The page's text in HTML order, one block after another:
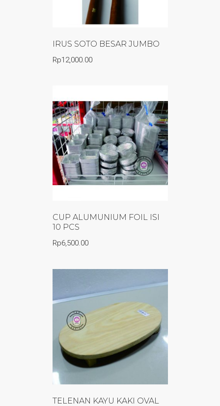
IRUS SOTO BESAR JUMBO
Rp12,000.00
CUP ALUMUNIUM FOIL ISI
10 PCS
Rp6,500.00
TELENAN KAYU KAKI OVAL